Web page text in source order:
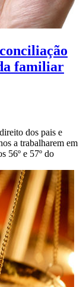
familiar
dos pais e
a trabalharem em
56º e 57º do